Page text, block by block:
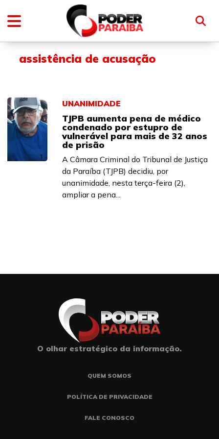
assistência de acusação
UNANIMIDADE
TJPB aumenta pena de médico
condenado por estupro de
vulnerável para mais de 32 anos
de prisão
A Câmara Criminal do Tribunal de Justiça
da Paraíba (TJPB) decidiu, por
unanimidade, nesta terça-feira (2),
ampliar a pena...
O olhar estratégico da informação.
QUEM SOMOS
POLÍTICA DE PRIVACIDADE
FALE CONOSCO